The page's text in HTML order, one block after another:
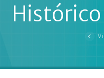
Histórico